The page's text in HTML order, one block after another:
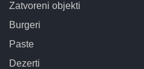
Zatvoreni objekti
Burgeri
Paste
Dezerti